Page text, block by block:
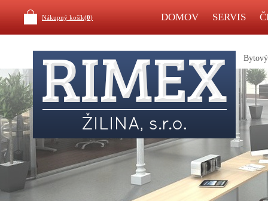
Nákupný košík(0) DOMOV SERVIS
Bytový